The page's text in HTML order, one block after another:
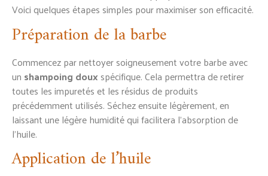
Voici quelques étapes simples pour maximiser son efficacité.
Préparation de la barbe
Commencez par nettoyer soigneusement votre barbe avec
un shampoing douxspécifique. Cela permettra de retirer
toutes les impuretés et les résidus de produits
précédemment utilisés. Séchez ensuite légèrement, en
laissant une légère humidité qui facilitera l’absorption de
l’huile.
Application de l’huile